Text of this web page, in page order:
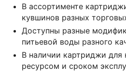
В ассортименте
кувшинов разных
Доступны разные
питьевой воды разного
В наличии картриджи
ресурсом и сроком